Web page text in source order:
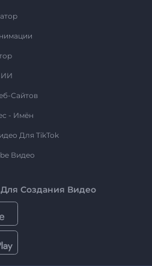
ИИ
Сайтов
- Имён
Для TikTok
Видео
Создания Видео